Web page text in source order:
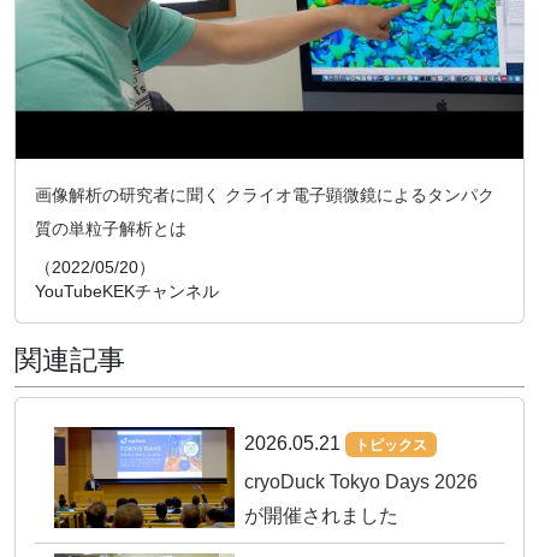
画像解析の研究者に聞く クライオ電子顕微鏡によるタンパク
質の単粒子解析とは
（2022/05/20）
YouTubeKEKチャンネル
関連記事
2026.05.21 トピックス
cryoDuck Tokyo Days 2026
が開催されました